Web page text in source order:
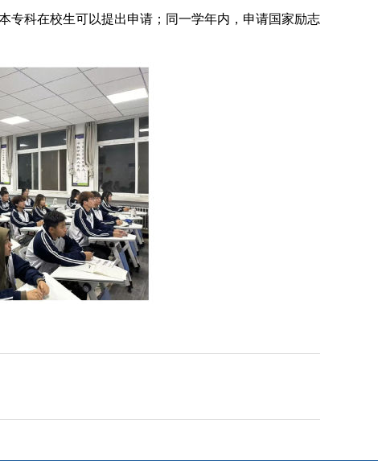
专科在校生可以提出申请；同一学年内，申请国家励志